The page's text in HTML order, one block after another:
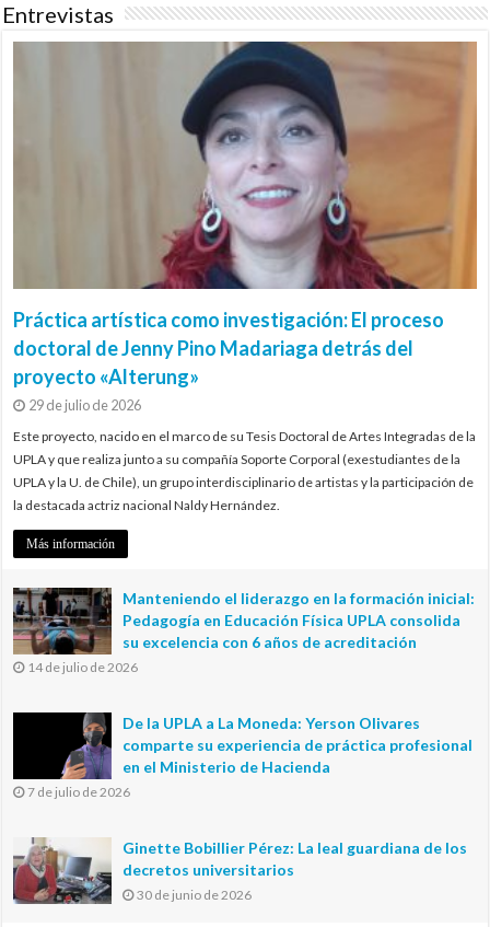
Entrevistas
Práctica artística como investigación: El proceso
doctoral de Jenny Pino Madariaga detrás del
proyecto «Alterung»
29 de julio de 2026
Este proyecto, nacido en el marco de su Tesis Doctoral de Artes Integradas de la
UPLA y que realiza junto a su compañía Soporte Corporal (exestudiantes de la
UPLA y la U. de Chile), un grupo interdisciplinario de artistas y la participación de
la destacada actriz nacional Naldy Hernández.
Más información
Manteniendo el liderazgo en la formación inicial:
Pedagogía en Educación Física UPLA consolida
su excelencia con 6 años de acreditación
14 de julio de 2026
De la UPLA a La Moneda: Yerson Olivares
comparte su experiencia de práctica profesional
en el Ministerio de Hacienda
7 de julio de 2026
Ginette Bobillier Pérez: La leal guardiana de los
decretos universitarios
30 de junio de 2026